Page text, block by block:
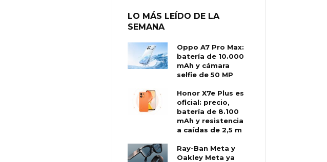
LO MÁS LEÍDO DE LA
SEMANA
Oppo A7 Pro Max:
batería de 10.000
mAh y cámara
selfie de 50 MP
Honor X7e Plus es
oficial: precio,
batería de 8.100
mAh y resistencia
a caídas de 2,5 m
Ray-Ban Meta y
Oakley Meta ya